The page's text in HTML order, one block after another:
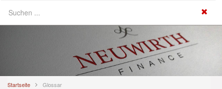
Startseite Glossar